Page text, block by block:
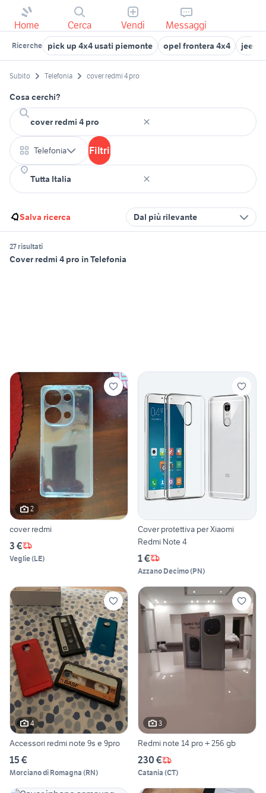
Home Cerca Vendi Messaggi
Ricerche pick up 4x4 usati piemonte opel frontera 4x4 jeep
Subito Telefonia cover redmi 4 pro
Cosa cerchi?
Telefonia Filtri
Salva ricerca Dal più rilevante
27 risultati
Cover redmi 4 pro in Telefonia
2
cover redmi
3 €
Veglie(LE)
Cover protettiva per Xiaomi
Redmi Note 4
1 €
Azzano Decimo(PN)
4
Accessori redmi note 9s e 9pro
15 €
Morciano di Romagna (RN)
3
Redmi note 14 pro + 256 gb
230 €
Catania (CT)